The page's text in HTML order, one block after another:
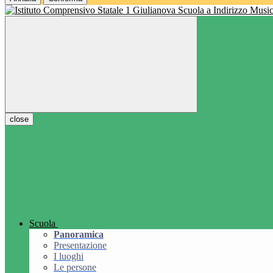
Scuola a Indirizzo
close
Scuola
Panoramica
Presentazione
I luoghi
Le persone